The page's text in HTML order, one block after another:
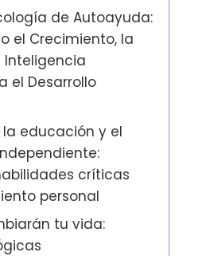
de Autoayuda:
el Crecimiento, la
Inteligencia
el Desarrollo
educación y el
críticas
personal
tu vida: